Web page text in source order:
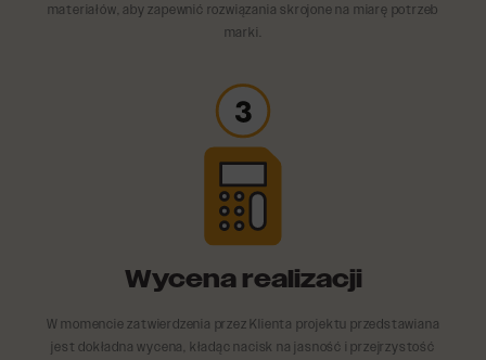
materiałów, aby zapewnić rozwiązania skrojone na miarę potrzeb
marki.
Wycena realizacji
W momencie zatwierdzenia przez Klienta projektu przedstawiana
jest dokładna wycena, kładąc nacisk na jasność i przejrzystość